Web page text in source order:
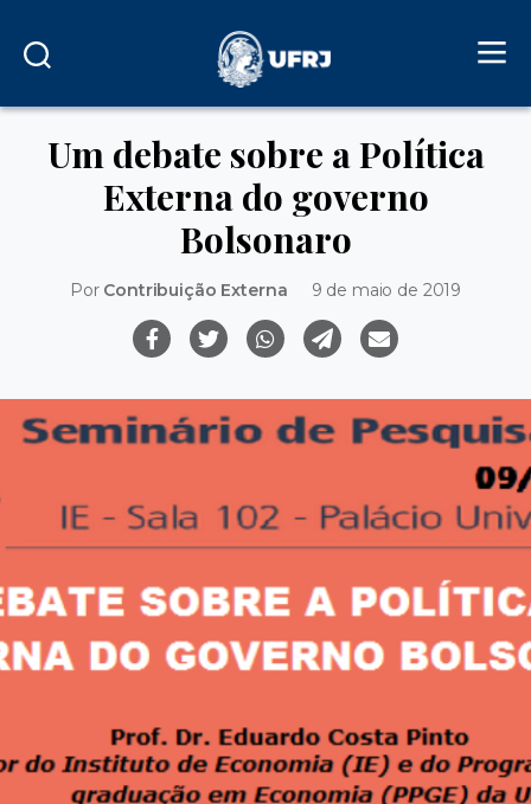
Um debate sobre a Política
Externa do governo
Bolsonaro
Por Contribuição Externa 9 de maio de 2019